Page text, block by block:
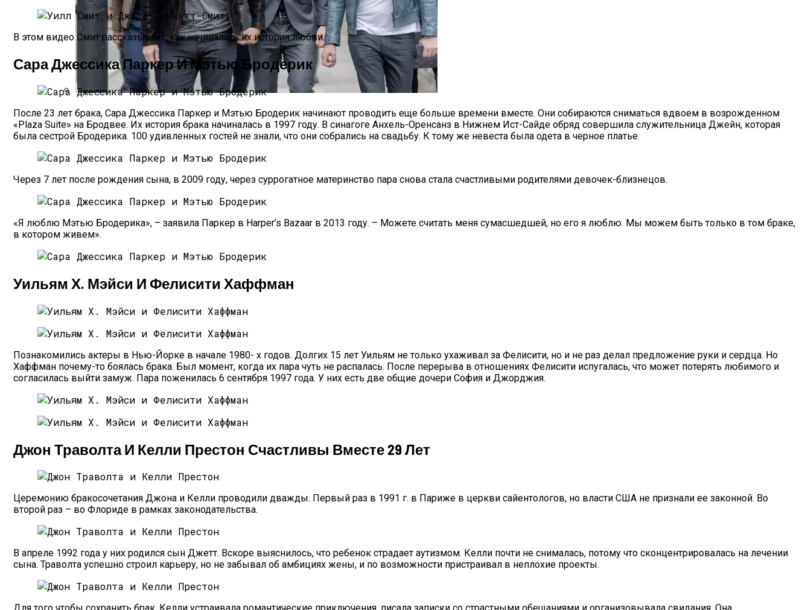
Типы Мужчин И Их Поведение
В этом видео Смит рассказывает, как начиналась их история любви.
Сара Джессика Паркер И Мэтью Бродерик
После 23 лет брака, Сара Джессика Паркер и Мэтью Бродерик начинают проводить еще больше времени вместе. Они собираются сниматься вдвоем в возрожденном
«Plaza Suite» на Бродвее. Их история брака начиналась в 1997 году. В синагоге Анхель-Оренсанз в Нижнем Ист-Сайде обряд совершила служительница Джейн, которая
была сестрой Бродерика. 100 удивленных гостей не знали, что они собрались на свадьбу. К тому же невеста была одета в черное платье.
Через 7 лет после рождения сына, в 2009 году, через суррогатное материнство пара снова стала счастливыми родителями девочек-близнецов.
«Я люблю Мэтью Бродерика», – заявила Паркер в Harper’s Bazaar в 2013 году. – Можете считать меня сумасшедшей, но его я люблю. Мы можем быть только в том браке,
в котором живем».
Уильям Х. Мэйси И Фелисити Хаффман
Познакомились актеры в Нью-Йорке в начале 1980- х годов. Долгих 15 лет Уильям не только ухаживал за Фелисити, но и не раз делал предложение руки и сердца. Но
Хаффман почему-то боялась брака. Был момент, когда их пара чуть не распалась. После перерыва в отношениях Фелисити испугалась, что может потерять любимого и
согласилась выйти замуж. Пара поженилась 6 сентября 1997 года. У них есть две общие дочери София и Джорджия.
Джон Траволта И Келли Престон Счастливы Вместе 29 Лет
Церемонию бракосочетания Джона и Келли проводили дважды. Первый раз в 1991 г. в Париже в церкви сайентологов, но власти США не признали ее законной. Во
второй раз – во Флориде в рамках законодательства.
В апреле 1992 года у них родился сын Джетт. Вскоре выяснилось, что ребенок страдает аутизмом. Келли почти не снималась, потому что сконцентрировалась на лечении
сына. Траволта успешно строил карьеру, но не забывал об амбициях жены, и по возможности пристраивал в неплохие проекты.